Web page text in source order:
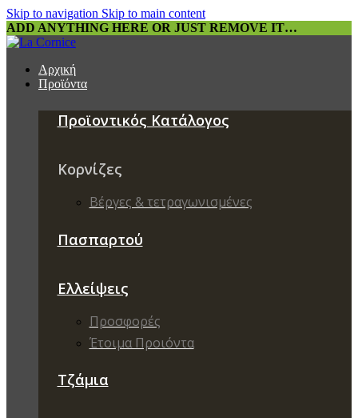
Skip to navigation Skip to main content
ADD ANYTHING HERE OR JUST REMOVE IT…
Αρχική
Προϊόντα
Προϊοντικός Κατάλογος
Κορνίζες
Βέργες & τετραγωνισμένες
Πασπαρτού
Ελλείψεις
Προσφορές
Έτοιμα Προιόντα
Τζάμια